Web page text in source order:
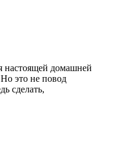
настоящей домашней
это не повод
сделать,